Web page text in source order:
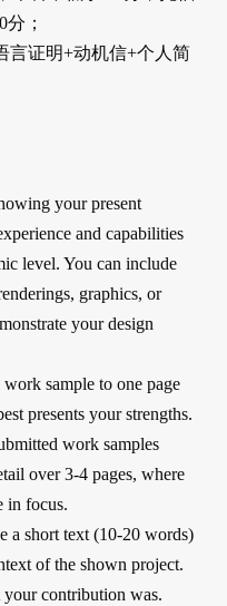
；
言证明+动机信+个人简
your present
and capabilities
level. You can include
graphics, or
your design
sample to one page
presents your strengths.
work samples
over 3-4 pages, where
in focus.
a short text (10-20 words)
of the shown project.
contribution was.